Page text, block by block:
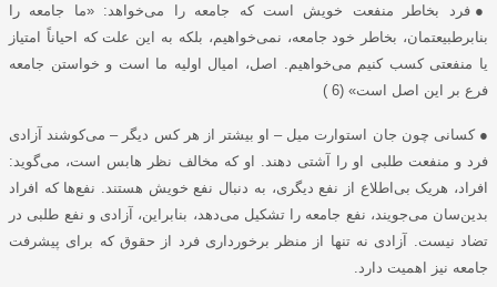
● فرد بخاطر منفعت خویش است که جامعه را می‌خواهد: «ما جامعه را
بنابرطبیعتمان، بخاطر خود جامعه، نمی‌خواهیم، بلکه به این علت که احیاناً امتیاز
یا منفعتی کسب کنیم می‌خواهیم. اصل، امیال اولیه ما است و خواستن جامعه
فرع بر این اصل است» (6 )
● کسانی چون جان استوارت میل – او بیشتر از هر کس دیگر – می‌کوشند آزادی
فرد و منفعت طلبی او را آشتی دهند. او که مخالف نظر هابس است، می‌گوید:
افراد، هریک بی‌اطلاع از نفع دیگری، به دنبال نفع خویش هستند. نفع‌ها که افراد
بدین‌سان می‌جویند، نفع جامعه را تشکیل می‌دهد، بنابراین، آزادی و نفع طلبی در
تضاد نیست. آزادی نه تنها از منظر برخورداری فرد از حقوق که برای پیشرفت
جامعه نیز اهمیت دارد.